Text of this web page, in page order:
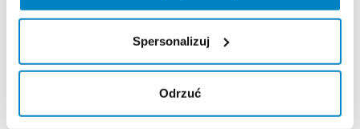
Spersonalizuj
Odrzuć
Trasa Nikodema i Józefa Renców 30, 40-878 Katowice,
Polska
Radomska 24, 25-451 Kielce, Polska
Decathlon Kraków Bronowice
Stawowa 61, 31-346 Kraków, Polska